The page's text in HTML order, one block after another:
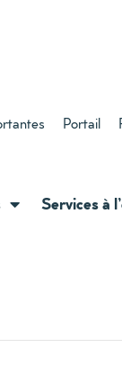
Portail
Services à